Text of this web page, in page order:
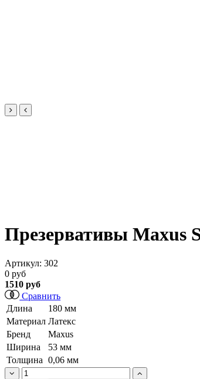
Презервативы Maxus
Артикул: 302
0 руб
1510 руб
Сравнить
Длина
180 мм
Материал Латекс
Бренд
Maxus
Ширина
53 мм
Толщина 0,06 мм